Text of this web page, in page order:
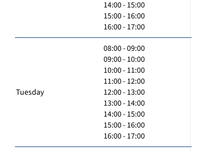
14:00 - 15:00
15:00 - 16:00
16:00 - 17:00
Tuesday
08:00 - 09:00
09:00 - 10:00
10:00 - 11:00
11:00 - 12:00
12:00 - 13:00
13:00 - 14:00
14:00 - 15:00
15:00 - 16:00
16:00 - 17:00